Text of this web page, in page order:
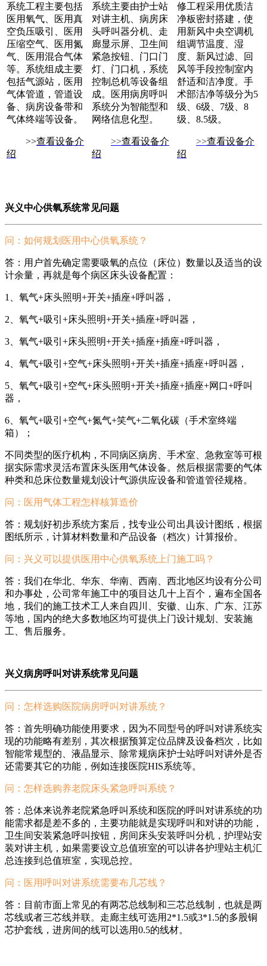
系统工程主要包括
医用氧气、医用真
空负压吸引、医用
压缩空气、医用氮
气、医用混合气体
等。系统组成主要
包括气源站，医用
气体管道，管道设
备、病房设备带和
气体终端等设备。
>>查看设备介
绍
系统主要由护士站
对讲主机、病房床
头呼叫器分机、走
廊显示屏、卫生间
紧急按钮、门口门
灯、门口机，系统
控制总机等设备组
成。医用病房呼叫
系统分为智能型和
网络信息化型。
>>查看设备介
绍
修工程采用优质洁
净板密封搭建，使
用新风中央空调机
组调节温度、湿
度、新风过滤、回
风等手段控制室内
舒适和洁净度。手
术部洁净等级分为5
级、6级、7级、8
级、8.5级。
>>查看设备介
绍
兴义中心供氧系统常见问题
问：如何规划医用中心供氧系统？
答：用户首先确定需要吸氧的点位（床位）数量以及适当的设
计余量，再就是每个病区床头设备配置：
1、氧气+床头照明+开关+插座+呼叫器，
2、氧气+吸引+床头照明+开关+插座+呼叫器，
3、氧气+吸引+床头照明+开关+插座+插座+呼叫器，
4、氧气+吸引+空气+床头照明+开关+插座+插座+呼叫器，
5、氧气+吸引+空气+床头照明+开关+插座+插座+网口+呼叫
器，
6、氧气+吸引+空气+氮气+笑气+二氧化碳（手术室终端
箱）；
不同类型的医疗机构，不同病区病房、手术室、急救室等可根
据实际需求灵活布置床头医用气体设备。然后根据需要的气体
种类和总床位数量规划设计气源供应设备和管道管径规格。
问： 医用气体工程怎样核算造价
答：规划好初步系统方案后，找专业公司出具设计图纸，根据
图纸所示，计算材料数量和产品设备（档次）计算报价。
问：兴义可以提供医用中心供氧系统上门施工吗？
答：我们在华北、华东、华南、西南、西北地区均设有分公司
和办事处，公司常年施工中的项目达几十上百个，遍布全国各
地，我们的施工技术工人来自四川、安徽、山东、广东、江苏
等地，国内的绝大多数地区均可提供上门设计规划、安装施
工、售后服务。
兴义病房呼叫对讲系统常见问题
问：怎样选购医院病房呼叫对讲系统？
答：首先明确功能使用要求，因为不同型号的呼叫对讲系统实
现的功能略有差别，其次根据预算定位品牌及设备档次，比如
智能常规型的、液晶显示、除常规病床护士站呼叫对讲外是否
还需要其它的功能，例如连接医院HIS系统等。
问：怎样选购养老院床头紧急呼叫系统？
答：总体来说养老院紧急呼叫系统和医院的呼叫对讲系统的功
能需求都是差不多的，主要功能就是实现呼叫和对讲的功能，
卫生间安装紧急呼叫按钮，房间床头安装呼叫分机，护理站安
装对讲主机，如果需要设立总值班室的可以讲各护理站主机汇
总连接到总值班室，实现总控。
问：医用呼叫对讲系统需要布几芯线？
答：目前市面上常见的有两芯总线制和三芯总线制，也就是两
芯线或者三芯线并联。走廊主线可选用2*1.5或3*1.5的多股铜
芯护套线，进房间的线可以选用0.5的线材。